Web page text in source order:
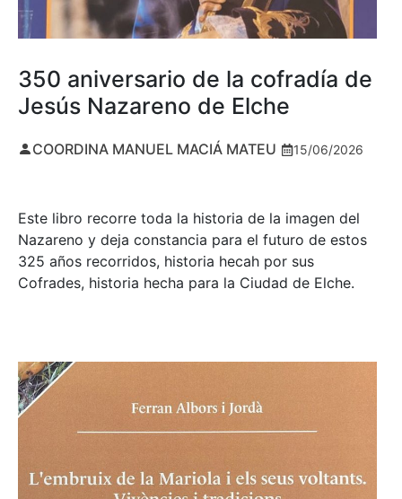
350 aniversario de la cofradía de
Jesús Nazareno de Elche
COORDINA MANUEL MACIÁ MATEU 15/06/2026
Este libro recorre toda la historia de la imagen del
Nazareno y deja constancia para el futuro de estos
325 años recorridos, historia hecah por sus
Cofrades, historia hecha para la Ciudad de Elche.